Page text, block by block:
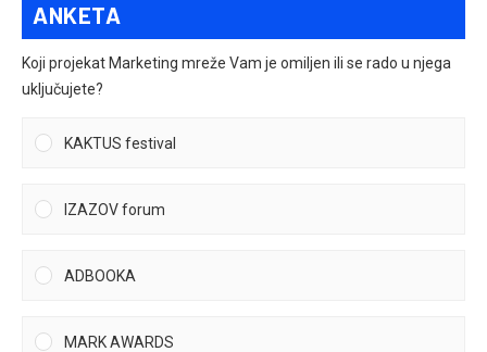
ANKETA
Koji projekat Marketing mreže Vam je omiljen ili se rado u njega
uključujete?
KAKTUS festival
IZAZOV forum
ADBOOKA
MARK AWARDS